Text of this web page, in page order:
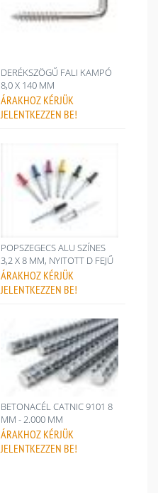
DERÉKSZÖGŰ FALI KAMPÓ
8,0 X 140 MM
ÁRAKHOZ KÉRJÜK
JELENTKEZZEN BE!
POPSZEGECS ALU SZÍNES
3,2 X 8 MM, NYITOTT D FEJŰ
ÁRAKHOZ KÉRJÜK
JELENTKEZZEN BE!
BETONACÉL CATNIC 9101 8
MM - 2.000 MM
ÁRAKHOZ KÉRJÜK
JELENTKEZZEN BE!